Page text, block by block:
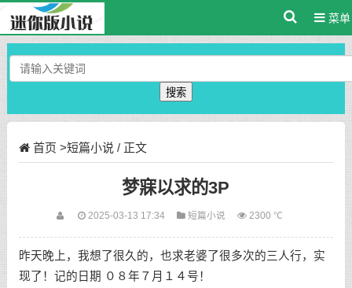
菜单
搜索
首页 >短篇小说 / 正文
梦寐以求的3P
2025-03-13 17:34 短篇小说 2300 ℃
昨天晚上，我想了很久的，也求老婆了很多次的三人行，实
现了！记的日期 ０８年７月１４号！